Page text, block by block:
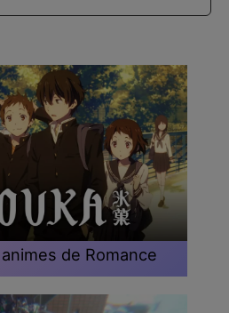
de Romance